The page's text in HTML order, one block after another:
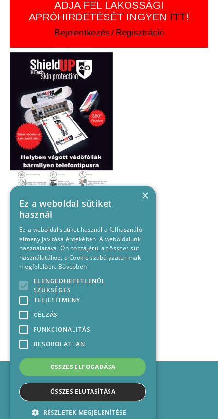
ADJA FEL LAKOSSÁGI
APRÓHIRDETÉSÉT INGYEN ITT!
Bejelentkezés / Regisztráció
Impresszum
Médiajánlat
Felhasználási feltételek
Kapcsolat
×
Ez a weboldal sütiket
használ
Ez a weboldal sütiket használ a felhasználói
élmény javítása érdekében. A weboldalunk
használatával Ön hozzájárul az összes süti
használatához, a Cookie szabályzatunknak
megfelelően. Bővebben
ELENGEDHETETLENÜL
SZÜKSÉGES
TELJESÍTMÉNY
CÉLZÁS
FUNKCIONALITÁS
BESOROLATLAN
ÖSSZES ELFOGADÁSA
ÖSSZES ELUTASÍTÁSA
RÉSZLETEK MEGJELENÍTÉSE